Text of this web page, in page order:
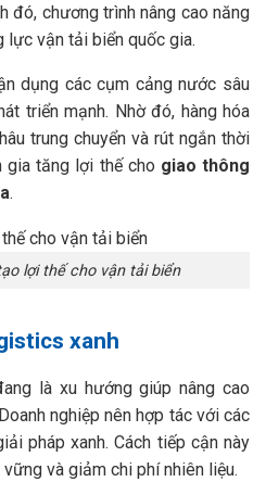
đó, chương trình nâng cao năng
lực vận tải biển quốc gia.
dụng các cụm cảng nước sâu
triển mạnh. Nhờ đó, hàng hóa
trung chuyển và rút ngắn thời
gia tăng lợi thế cho giao thông
.
lợi thế cho vận tải biển
xanh
là xu hướng giúp nâng cao
nghiệp nên hợp tác với các
pháp xanh. Cách tiếp cận này
và giảm chi phí nhiên liệu.